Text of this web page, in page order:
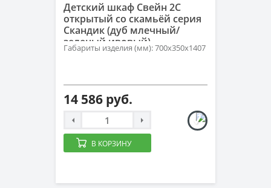
Детский шкаф Свейн 2С
открытый со скамьёй серия
Скандик (дуб млечный/
зеленый ивовый)
Габариты изделия (мм): 700х350х1407
14 586 руб.
В КОРЗИНУ